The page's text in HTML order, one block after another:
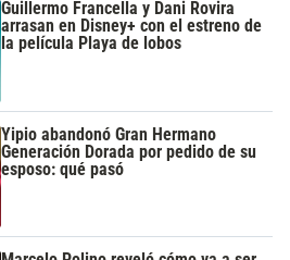
Guillermo Francella y Dani Rovira
arrasan en Disney+ con el estreno de
la película Playa de lobos
Yipio abandonó Gran Hermano
Generación Dorada por pedido de su
esposo: qué pasó